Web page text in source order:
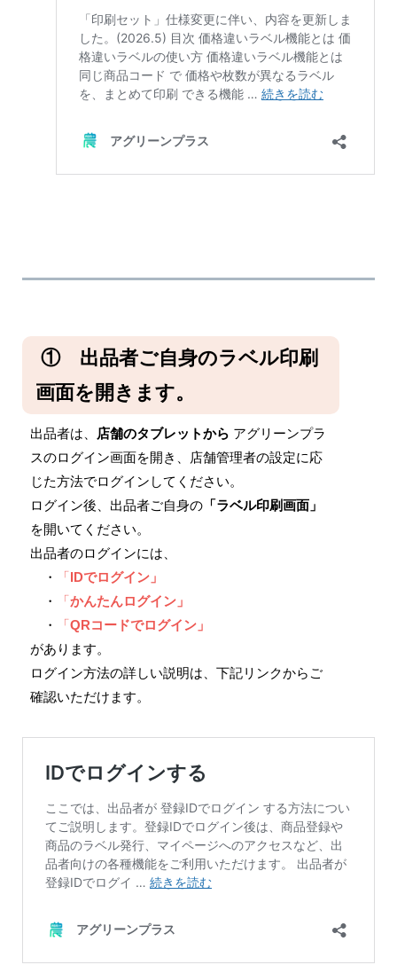
① 出品者ご自身のラベル印刷
画面を開きます。
出品者は、 店舗のタブレットから アグリーンプラ
スのログイン画面を開き、店舗管理者の設定に応
じた方法でログインしてください。
ログイン後、出品者ご自身の「ラベル印刷画面」
を開いてください。
出品者のログインには、
・
「IDでログイン」
・
「かんたんログイン」
・
「QRコードでログイン」
があります。
ログイン方法の詳しい説明は、下記リンクからご
確認いただけます。